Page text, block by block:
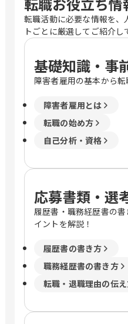
転職活動に必要な情報を
トごとに厳選してご紹介し
基礎知識・事
障害者雇用の基本から
障害者雇用とは
転職の始め方
自己分析・資格
応募書類・選
履歴書・職務経歴書の
イントを解説！
履歴書の書き方
職務経歴書の書き方
転職・退職理由の伝